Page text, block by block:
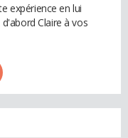
expérience en lui
Claire à vos